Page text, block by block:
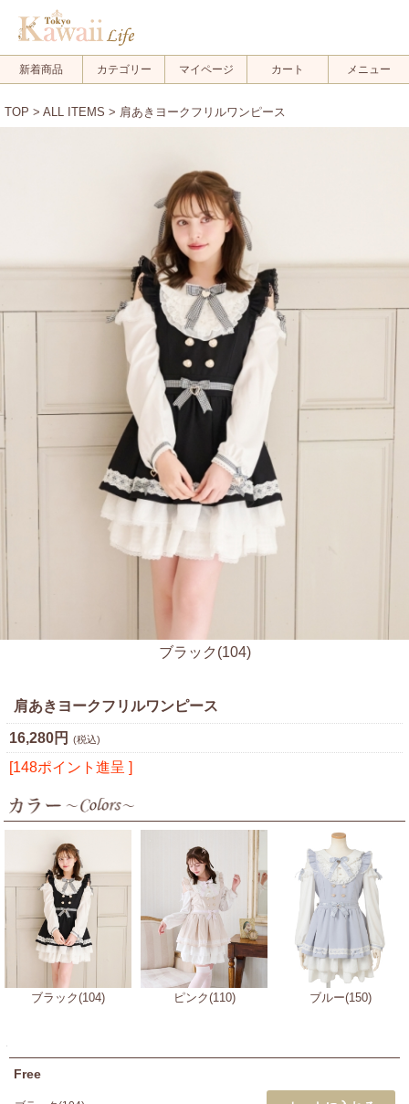
新着商品 カテゴリー マイページ カート メニュー
TOP > ALL ITEMS > 肩あきヨークフリルワンピース
ブラック(104)
肩あきヨークフリルワンピース
16,280円 (税込)
[148ポイント進呈 ]
ブラック(104) ピンク(110) ブルー(150)
Free